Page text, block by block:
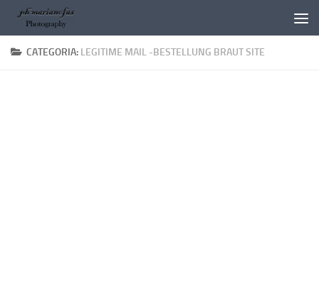
Salta al contenuto
CATEGORIA: LEGITIME MAIL -BESTELLUNG BRAUT SITE